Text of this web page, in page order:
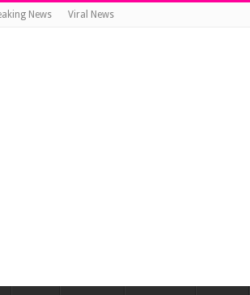
News Viral News